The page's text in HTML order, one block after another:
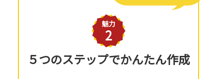
魅力
2
５つのステップでかんたん作成